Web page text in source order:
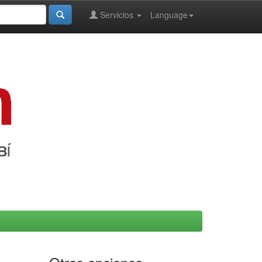
Language
Servicios